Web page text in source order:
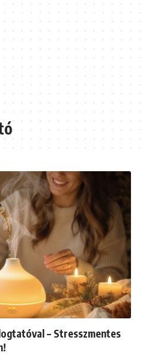
– Stresszmentes